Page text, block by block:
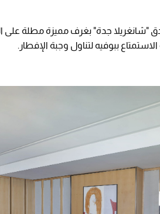
"شانغريلا جدة" بغرف مميزة مطلة
ببوفيه لتناول وجبة الإفطار.